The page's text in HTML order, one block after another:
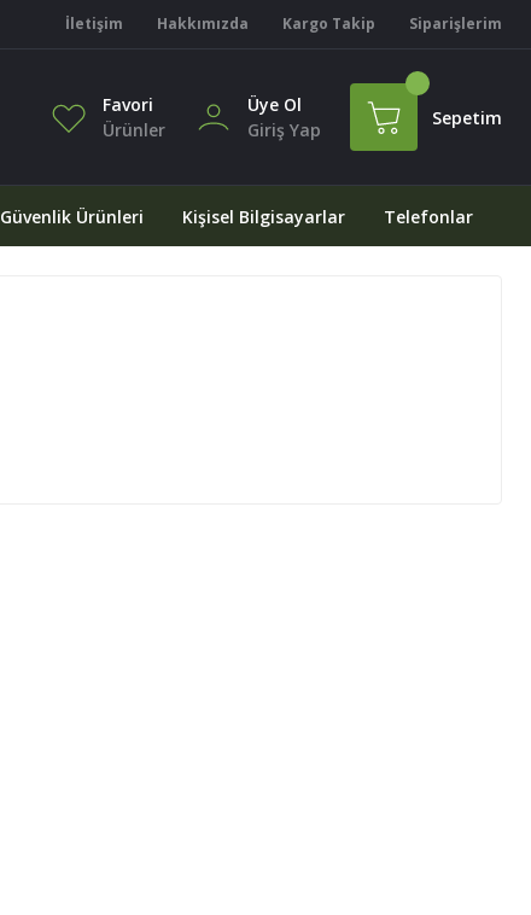
İletişim Hakkımızda Kargo Takip Siparişlerim
Favori
Ürünler
Üye Ol
Giriş Yap
Sepetim
Güvenlik Ürünleri Kişisel Bilgisayarlar Telefonlar